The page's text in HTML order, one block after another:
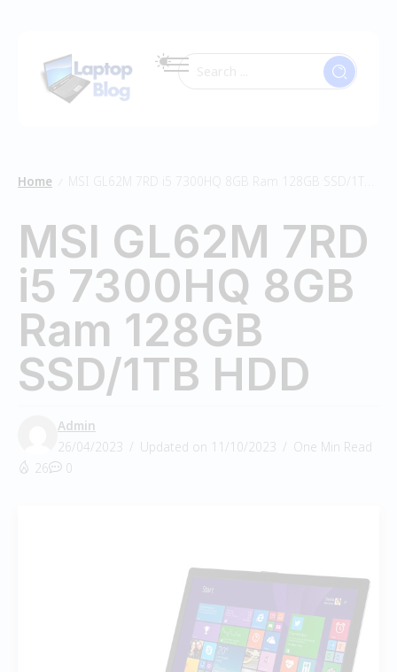
Home MSI GL62M 7RD i5 7300HQ 8GB Ram 128GB SSD/1TB HDD
MSI GL62M 7RD
i5 7300HQ 8GB
Ram 128GB
SSD/1TB HDD
Admin
26/04/2023
Updated on 11/10/2023
One Min Read
26
0